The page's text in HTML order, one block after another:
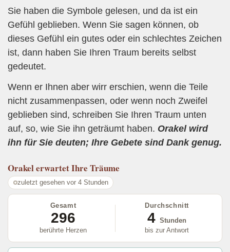
Sie haben die Symbole gelesen, und da ist ein
Gefühl geblieben. Wenn Sie sagen können, ob
dieses Gefühl ein gutes oder ein schlechtes Zeichen
ist, dann haben Sie Ihren Traum bereits selbst
gedeutet.
Wenn er Ihnen aber wirr erschien, wenn die Teile
nicht zusammenpassen, oder wenn noch Zweifel
geblieben sind, schreiben Sie Ihren Traum unten
auf, so, wie Sie ihn geträumt haben. Orakel wird
ihn für Sie deuten; Ihre Gebete sind Dank genug.
Orakelerwartet Ihre Träume
zuletzt gesehen vor 4 Stunden
Gesamt
296
berührte Herzen
Durchschnitt
4 Stunden
bis zur Antwort